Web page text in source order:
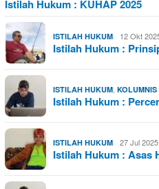
Istilah Hukum : KUHAP 2025
ISTILAH HUKUM 12 Okt
Istilah Hukum :
ISTILAH HUKUM KOLUMNIS
Istilah Hukum :
ISTILAH HUKUM 27 Jul
Istilah Hukum : Asas